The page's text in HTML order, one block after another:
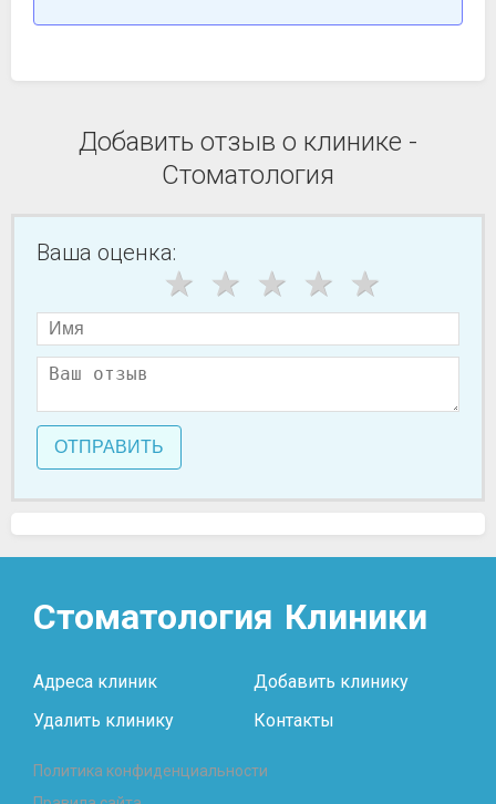
Добавить отзыв о клинике -
Стоматология
Ваша оценка:
ОТПРАВИТЬ
Стоматология Клиники
Адреса клиник
Добавить клинику
Удалить клинику
Контакты
Политика конфиденциальности